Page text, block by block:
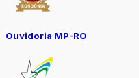
Ouvidoria MP-RO